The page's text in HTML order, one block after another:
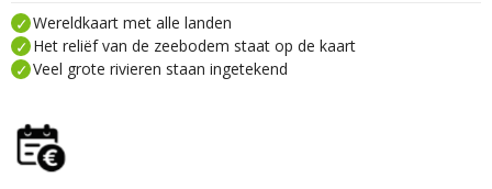
Wereldkaart met alle landen
Het reliëf van de zeebodem staat op de kaart
Veel grote rivieren staan ingetekend